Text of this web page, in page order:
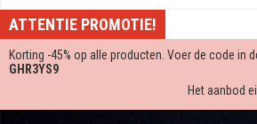
ATTENTIE PROMOTIE!
Korting -45% op alle producten. Voer de code in
GHR3YS9
Het aanbod